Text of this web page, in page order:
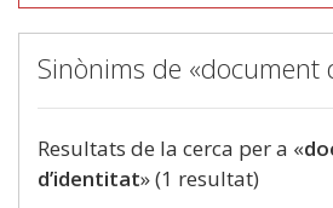
Sinònims de «document
Resultats de la cerca per a «
d’identitat» (1 resultat)